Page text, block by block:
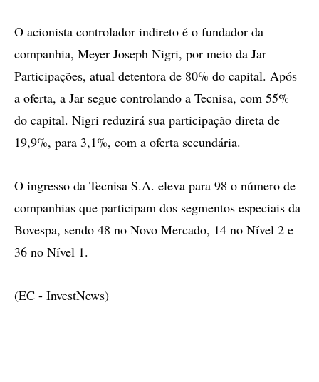
O acionista controlador indireto é o fundador da
companhia, Meyer Joseph Nigri, por meio da Jar
Participações, atual detentora de 80% do capital. Após
a oferta, a Jar segue controlando a Tecnisa, com 55%
do capital. Nigri reduzirá sua participação direta de
19,9%, para 3,1%, com a oferta secundária.
O ingresso da Tecnisa S.A. eleva para 98 o número de
companhias que participam dos segmentos especiais da
Bovespa, sendo 48 no Novo Mercado, 14 no Nível 2 e
36 no Nível 1.
(EC - InvestNews)